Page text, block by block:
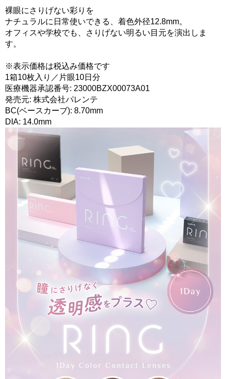
裸眼にさりげない彩りを
ナチュラルに日常使いできる、着色外径12.8mm。
オフィスや学校でも、さりげない明るい目元を演出しま
す。
※表示価格は税込み価格です
1箱10枚入り／片眼10日分
医療機器承認番号: 23000BZX00073A01
発売元: 株式会社パレンテ
BC(ベースカーブ): 8.70mm
DIA: 14.0mm